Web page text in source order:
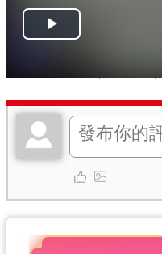
日延至12月底。